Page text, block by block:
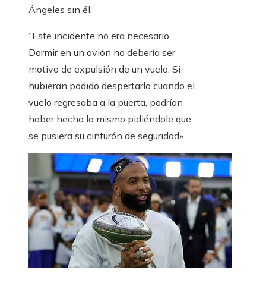
Ángeles sin él.
“Este incidente no era necesario.
Dormir en un avión no debería ser
motivo de expulsión de un vuelo. Si
hubieran podido despertarlo cuando el
vuelo regresaba a la puerta, podrían
haber hecho lo mismo pidiéndole que
se pusiera su cinturón de seguridad».